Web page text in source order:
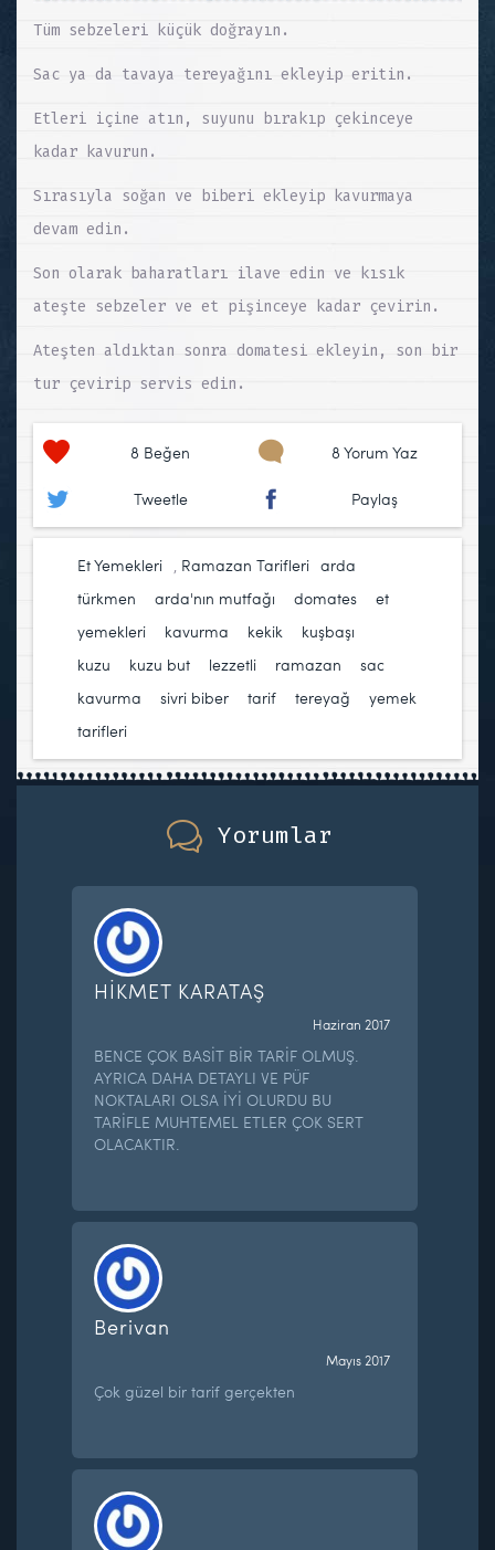
Tüm sebzeleri küçük doğrayın.
Sac ya da tavaya tereyağını ekleyip eritin.
Etleri içine atın, suyunu bırakıp çekinceye
kadar kavurun.
Sırasıyla soğan ve biberi ekleyip kavurmaya
devam edin.
Son olarak baharatları ilave edin ve kısık
ateşte sebzeler ve et pişinceye kadar çevirin.
Ateşten aldıktan sonra domatesi ekleyin, son bir
tur çevirip servis edin.
8 Beğen 8 Yorum Yaz
Tweetle Paylaş
Et Yemekleri , Ramazan Tarifleri arda
türkmen
arda'nın mutfağı domates
et
yemekleri
kavurma kekik kuşbaşı
kuzu
kuzu but lezzetli ramazan
sac
kavurma
sivri biber tarif tereyağ
yemek
tarifleri
Yorumlar
HİKMET KARATAŞ
Haziran 2017
BENCE ÇOK BASİT BİR TARİF OLMUŞ.
AYRICA DAHA DETAYLI VE PÜF
NOKTALARI OLSA İYİ OLURDU BU
TARİFLE MUHTEMEL ETLER ÇOK SERT
OLACAKTIR.
Berivan
Mayıs 2017
Çok güzel bir tarif gerçekten